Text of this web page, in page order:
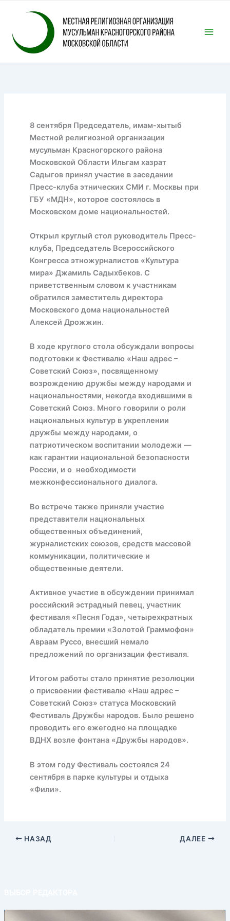
содержимому
8 сентября Председатель, имам-хытыб
Местной религиозной организации
мусульман Красногорского района
Московской Области Ильгам хазрат
Садыгов принял участие в заседании
Пресс-клуба этнических СМИ г. Москвы при
ГБУ «МДН», которое состоялось в
Московском доме национальностей.
Открыл круглый стол руководитель Пресс-
клуба, Председатель Всероссийского
Конгресса этножурналистов «Культура
мира» Джамиль Садыхбеков. С
приветственным словом к участникам
обратился заместитель директора
Московского дома национальностей
Алексей Дрожжин.
В ходе круглого стола обсуждали вопросы
подготовки к Фестивалю «Наш адрес –
Советский Союз», посвященному
возрождению дружбы между народами и
национальностями, некогда входившими в
Советский Союз. Много говорили о роли
национальных культур в укреплении
дружбы между народами, о
патриотическом воспитании молодежи —
как гарантии национальной безопасности
России, и о необходимости
межконфессионального диалога.
Во встрече также приняли участие
представители национальных
общественных объединений,
журналистских союзов, средств массовой
коммуникации, политические и
общественные деятели.
Активное участие в обсуждении принимал
российский эстрадный певец, участник
фестиваля «Песня Года», четырехкратных
обладатель премии «Золотой Граммофон»
Авраам Руссо, внесший немало
предложений по организации фестиваля.
Итогом работы стало принятие резолюции
о присвоении фестивалю «Наш адрес –
Советский Союз» статуса Московский
Фестиваль Дружбы народов. Было решено
проводить его ежегодно на площадке
ВДНХ возле фонтана «Дружбы народов».
В этом году Фестиваль состоялся 24
сентября в парке культуры и отдыха
«Фили».
НАЗАД ДАЛЕЕ